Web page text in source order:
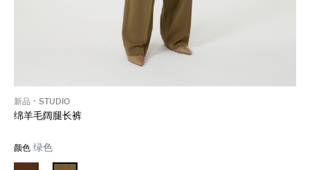
新品 STUDIO
绵羊毛阔腿长裤
颜色 绿色